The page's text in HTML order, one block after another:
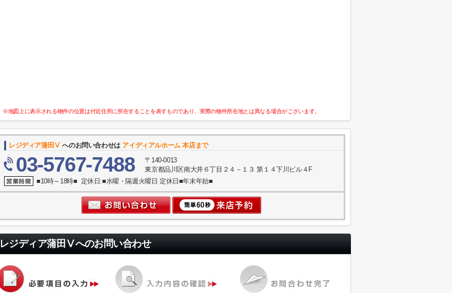
※地図上に表示される物件の位置は付近住所に所在することを表すものであり、実際の物件所在地とは異なる場合がございます。
レジディア蒲田Ⅴ へのお問い合わせは アイディアルホーム 本店まで
03-5767-7488
〒140-0013
東京都品川区南大井６丁目２４－１３ 第１４下川ビル４F
■10時～18時■ 定休日:■水曜・隔週火曜日 定休日■年末年始■
レジディア蒲田Ⅴへのお問い合わせ